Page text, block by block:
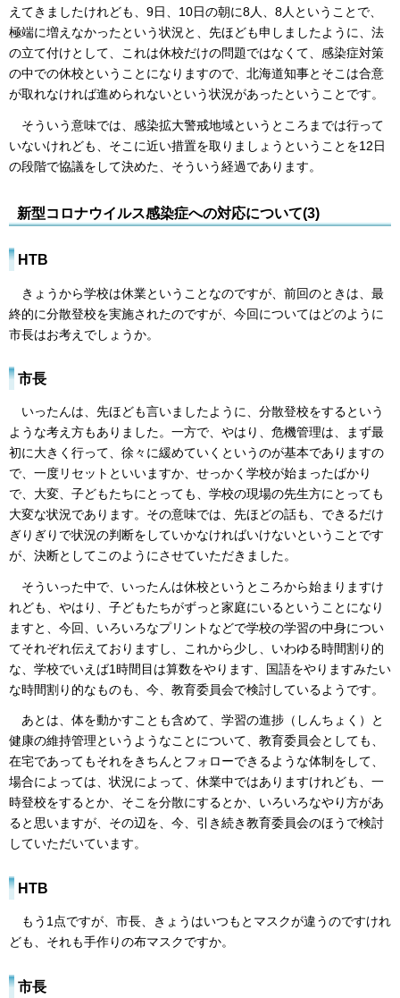
えてきましたけれども、9日、10日の朝に8人、8人ということで、
極端に増えなかったという状況と、先ほども申しましたように、法
の立て付けとして、これは休校だけの問題ではなくて、感染症対策
の中での休校ということになりますので、北海道知事とそこは合意
が取れなければ進められないという状況があったということです。
そういう意味では、感染拡大警戒地域というところまでは行って
いないけれども、そこに近い措置を取りましょうということを12日
の段階で協議をして決めた、そういう経過であります。
新型コロナウイルス感染症への対応について(3)
HTB
きょうから学校は休業ということなのですが、前回のときは、最
終的に分散登校を実施されたのですが、今回についてはどのように
市長はお考えでしょうか。
市長
いったんは、先ほども言いましたように、分散登校をするという
ような考え方もありました。一方で、やはり、危機管理は、まず最
初に大きく行って、徐々に緩めていくというのが基本でありますの
で、一度リセットといいますか、せっかく学校が始まったばかり
で、大変、子どもたちにとっても、学校の現場の先生方にとっても
大変な状況であります。その意味では、先ほどの話も、できるだけ
ぎりぎりで状況の判断をしていかなければいけないということです
が、決断としてこのようにさせていただきました。
そういった中で、いったんは休校というところから始まりますけ
れども、やはり、子どもたちがずっと家庭にいるということになり
ますと、今回、いろいろなプリントなどで学校の学習の中身につい
てそれぞれ伝えておりますし、これから少し、いわゆる時間割り的
な、学校でいえば1時間目は算数をやります、国語をやりますみたい
な時間割り的なものも、今、教育委員会で検討しているようです。
あとは、体を動かすことも含めて、学習の進捗（しんちょく）と
健康の維持管理というようなことについて、教育委員会としても、
在宅であってもそれをきちんとフォローできるような体制をして、
場合によっては、状況によって、休業中ではありますけれども、一
時登校をするとか、そこを分散にするとか、いろいろなやり方があ
ると思いますが、その辺を、今、引き続き教育委員会のほうで検討
していただいています。
HTB
もう1点ですが、市長、きょうはいつもとマスクが違うのですけれ
ども、それも手作りの布マスクですか。
市長